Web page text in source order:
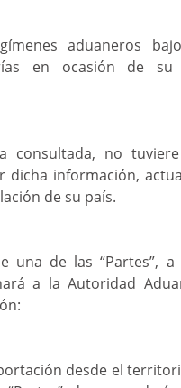
aduaneros
en ocasión de
consultada, no
dicha información,
de su país.
una de las “Partes”,
a la Autoridad
desde el